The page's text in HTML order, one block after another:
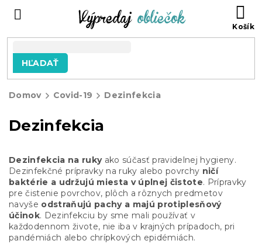
HĽADAŤ
Domov Covid-19 Dezinfekcia
Dezinfekcia
Dezinfekcia na ruky ako súčasť pravidelnej hygieny.
Dezinfekčné prípravky na ruky alebo povrchy ničí
baktérie a udržujú miesta v úplnej čistote. Prípravky
pre čistenie povrchov, plôch a rôznych predmetov
navyše odstraňujú pachy a majú protiplesňový
účinok. Dezinfekciu by sme mali používať v
každodennom živote, nie iba v krajných prípadoch, pri
pandémiách alebo chrípkových epidémiách.